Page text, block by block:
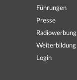
Führungen
Presse
Radiowerbung
Weiterbildung
Login